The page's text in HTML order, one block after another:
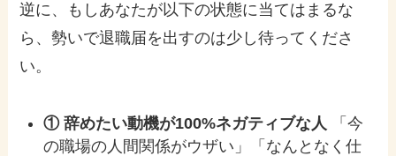
逆に、もしあなたが以下の状態に当てはまるな
ら、勢いで退職届を出すのは少し待ってくださ
い。
① 辞めたい動機が100%ネガティブな人 「今
の職場の人間関係がウザい」「なんとなく仕